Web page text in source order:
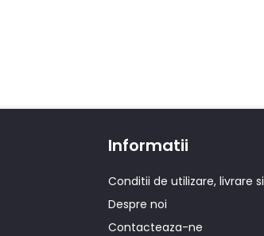
Informatii
Conditii de utilizare, livrare
Despre noi
Contacteaza-ne